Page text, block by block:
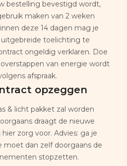
bestelling bevestigd wordt,
maken van 2 weken
deze 14 dagen mag je
uitgebreide toelichting te
ongeldig verklaren. Doe
van energie wordt
afspraak.
opzeggen
& licht pakket zal worden
draagt de nieuwe
zorg voor. Advies: ga je
moet dan zelf doorgaans de
stopzetten.